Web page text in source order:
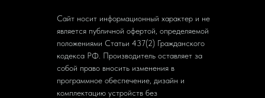
Сайт носит информационный характер и не
является публичной офертой, определяемой
положениями Статьи 437(2) Гражданского
кодекса РФ. Производитель оставляет за
собой право вносить изменения в
программное обеспечение, дизайн и
комплектацию устройств без